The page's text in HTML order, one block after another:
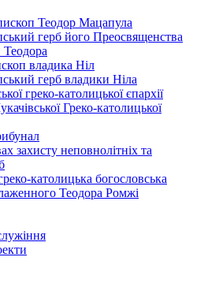
Теодор Мацапула
герб його Преосвященства
владика Ніл
герб владики Ніла
греко-католицької єпархії
Греко-католицької
захисту неповнолітніх та
католицька богословська
Теодора Ромжі